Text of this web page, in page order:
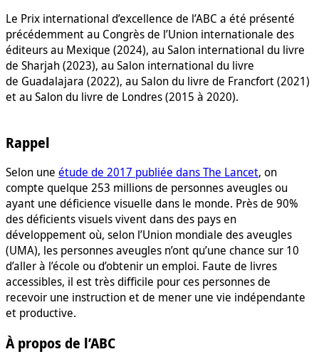
Le Prix international d’excellence de l’ABC a été présenté
précédemment au Congrès de l’Union internationale des
éditeurs au Mexique (2024), au Salon international du livre
de Sharjah (2023), au Salon international du livre
de Guadalajara (2022), au Salon du livre de Francfort (2021)
et au Salon du livre de Londres (2015 à 2020).
Rappel
Selon une étude de 2017 publiée dans The Lancet, on
compte quelque 253 millions de personnes aveugles ou
ayant une déficience visuelle dans le monde. Près de 90%
des déficients visuels vivent dans des pays en
développement où, selon l’Union mondiale des aveugles
(UMA), les personnes aveugles n’ont qu’une chance sur 10
d’aller à l’école ou d’obtenir un emploi. Faute de livres
accessibles, il est très difficile pour ces personnes de
recevoir une instruction et de mener une vie indépendante
et productive.
À propos de l’ABC